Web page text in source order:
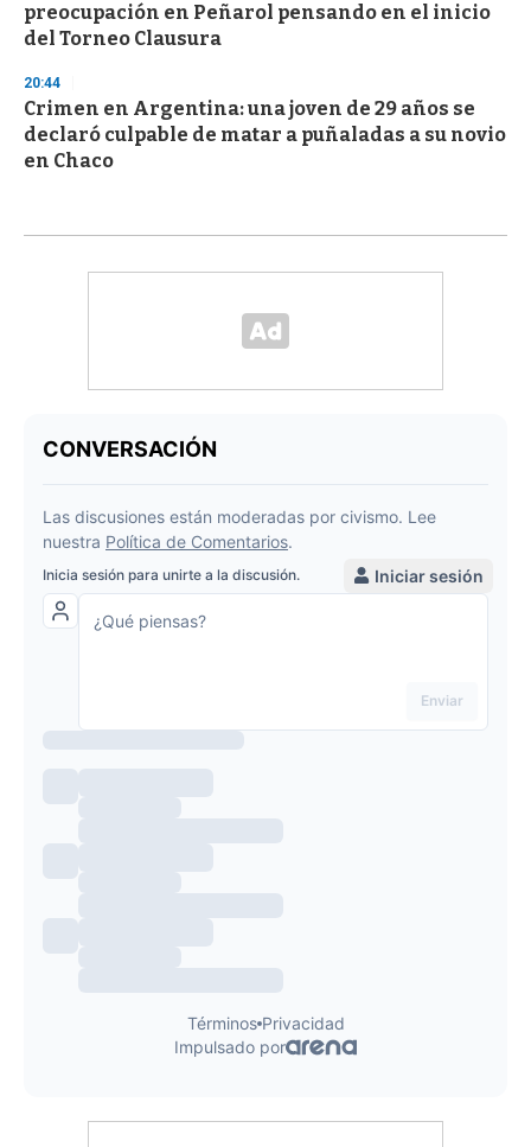
preocupación en Peñarol pensando en el inicio
del Torneo Clausura
20:44
Crimen en Argentina: una joven de 29 años se
declaró culpable de matar a puñaladas a su novio
en Chaco